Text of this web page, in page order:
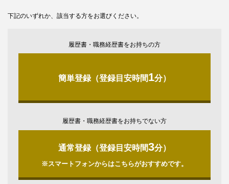
下記のいずれか、該当する方をお選びください。
履歴書・職務経歴書をお持ちの方
簡単登録（登録目安時間1分）
履歴書・職務経歴書をお持ちでない方
通常登録（登録目安時間3分）
※スマートフォンからはこちらがおすすめです。